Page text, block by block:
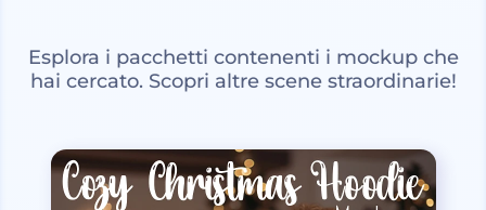
Esplora i pacchetti contenenti i mockup che
hai cercato. Scopri altre scene straordinarie!